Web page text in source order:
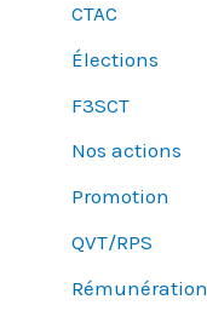
CTAC
Élections
F3SCT
Nos actions
Promotion
QVT/RPS
Rémunération